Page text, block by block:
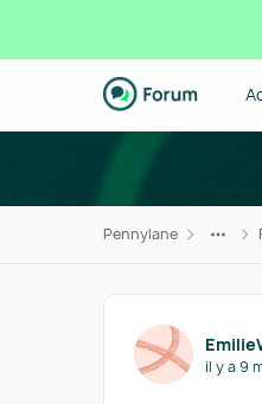
Passer au
Pennylane
Forum
il y a 9